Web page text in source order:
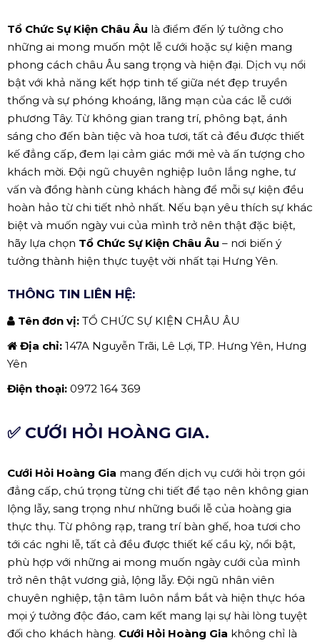
Tổ Chức Sự Kiện Châu Âu là điểm đến lý tưởng cho
những ai mong muốn một lễ cưới hoặc sự kiện mang
phong cách châu Âu sang trọng và hiện đại. Dịch vụ nổi
bật với khả năng kết hợp tinh tế giữa nét đẹp truyền
thống và sự phóng khoáng, lãng mạn của các lễ cưới
phương Tây. Từ không gian trang trí, phông bạt, ánh
sáng cho đến bàn tiệc và hoa tươi, tất cả đều được thiết
kế đẳng cấp, đem lại cảm giác mới mẻ và ấn tượng cho
khách mời. Đội ngũ chuyên nghiệp luôn lắng nghe, tư
vấn và đồng hành cùng khách hàng để mỗi sự kiện đều
hoàn hảo từ chi tiết nhỏ nhất. Nếu bạn yêu thích sự khác
biệt và muốn ngày vui của mình trở nên thật đặc biệt,
hãy lựa chọn Tổ Chức Sự Kiện Châu Âu – nơi biến ý
tưởng thành hiện thực tuyệt vời nhất tại Hưng Yên.
THÔNG TIN LIÊN HỆ:
Tên đơn vị: TỔ CHỨC SỰ KIỆN CHÂU ÂU
Địa chỉ: 147A Nguyễn Trãi, Lê Lợi, TP. Hưng Yên, Hưng
Yên
Điện thoại: 0972 164 369
✅ CƯỚI HỎI HOÀNG GIA.
Cưới Hỏi Hoàng Gia mang đến dịch vụ cưới hỏi trọn gói
đẳng cấp, chú trọng từng chi tiết để tạo nên không gian
lộng lẫy, sang trọng như những buổi lễ của hoàng gia
thực thụ. Từ phông rạp, trang trí bàn ghế, hoa tươi cho
tới các nghi lễ, tất cả đều được thiết kế cầu kỳ, nổi bật,
phù hợp với những ai mong muốn ngày cưới của mình
trở nên thật vương giả, lộng lẫy. Đội ngũ nhân viên
chuyên nghiệp, tận tâm luôn nắm bắt và hiện thực hóa
mọi ý tưởng độc đáo, cam kết mang lại sự hài lòng tuyệt
đối cho khách hàng. Cưới Hỏi Hoàng Gia không chỉ là